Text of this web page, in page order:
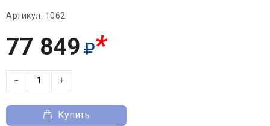
Артикул: 1062
77 849 *
− +
Купить